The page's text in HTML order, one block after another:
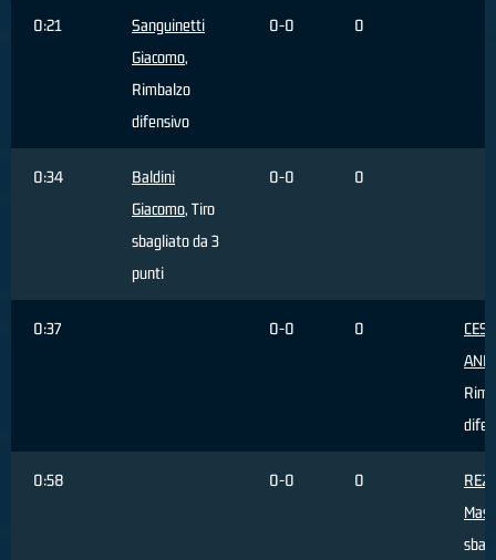
0:21
Sanguinetti
Giacomo,
Rimbalzo
difensivo
0-0 0
0:34
Baldini
Giacomo, Tiro
sbagliato da 3
punti
0-0 0
0:37 0-0 0
0:58 0-0 0